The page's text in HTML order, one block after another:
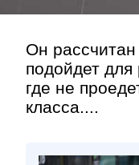
Он
подойдет для
где не
класса....
Контакт»